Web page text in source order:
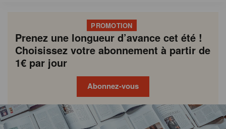
PROMOTION
Prenez une longueur d’avance cet été !
Choisissez votre abonnement à partir de
1€ par jour
Abonnez-vous
Gondola
academy
Gondola
society